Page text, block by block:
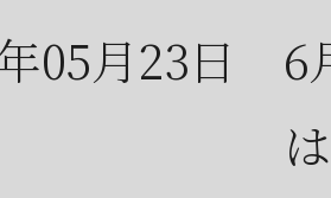
05月23日
6